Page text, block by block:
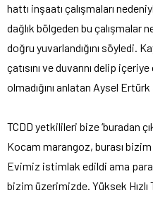
hattı inşaatı çalışmaları
dağlık bölgeden bu çalışmalar
doğru yuvarlandığını söyledi.
çatısını ve duvarını delip
olmadığını anlatan Aysel
TCDD yetkilileri bize ‘buradan
Kocam marangoz, burası
Evimiz istimlak edildi ama
bizim üzerimizde. Yüksek Hızlı